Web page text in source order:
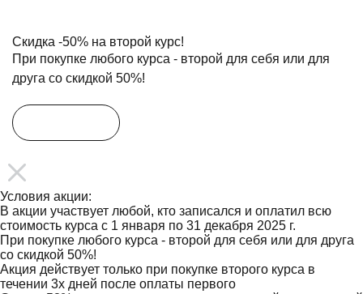
Скидка -50% на второй курс!
При покупке любого курса - второй для себя или для
друга со скидкой 50%!
Условия акции:
В акции участвует любой, кто записался и оплатил всю
стоимость курса с 1 января по 31 декабря 2025 г.
При покупке любого курса - второй для себя или для друга
со скидкой 50%!
Акция действует только при покупке второго курса в
течении 3х дней после оплаты первого